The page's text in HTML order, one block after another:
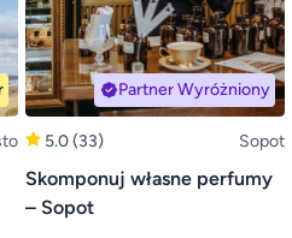
Partner Wyróżniony
5.0(33) Sopot
Skomponuj własne perfumy
– Sopot